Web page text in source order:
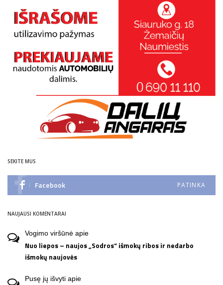
SEKITE MUS
Facebook PATINKA
NAUJAUSI KOMENTARAI
Vogimo viršūnė apie
Nuo liepos – naujos „Sodros“ išmokų ribos ir nedarbo
išmokų naujovės
Pusę jų išvyti apie